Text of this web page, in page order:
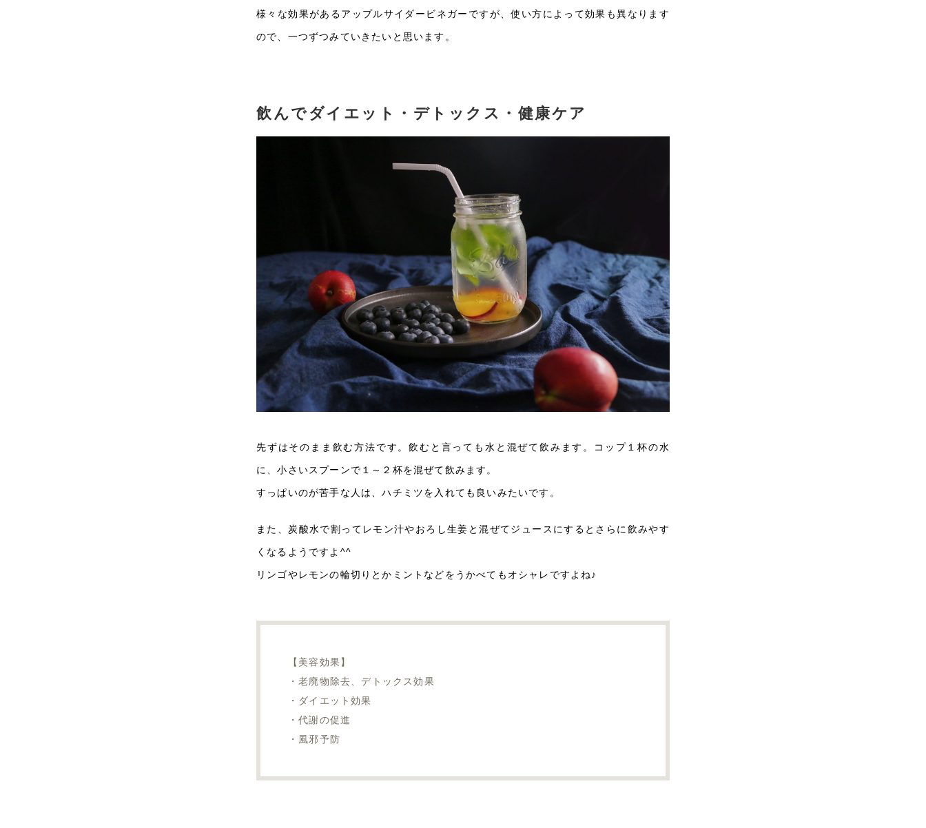
様々な効果があるアップルサイダービネガーですが、使い方によって効果も異なります
ので、一つずつみていきたいと思います。
飲んでダイエット・デトックス・健康ケア
先ずはそのまま飲む方法です。飲むと言っても水と混ぜて飲みます。コップ１杯の水
に、小さいスプーンで１～２杯を混ぜて飲みます。
すっぱいのが苦手な人は、ハチミツを入れても良いみたいです。
また、炭酸水で割ってレモン汁やおろし生姜と混ぜてジュースにするとさらに飲みやす
くなるようですよ^^
リンゴやレモンの輪切りとかミントなどをうかべてもオシャレですよね♪
【美容効果】
・老廃物除去、デトックス効果
・ダイエット効果
・代謝の促進
・風邪予防